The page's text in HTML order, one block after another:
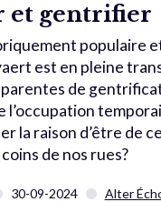
et gentrifier
populaire
est en pleine
de
l’occupation
la raison d’être de
de nos rues?
30-09-2024 Alter